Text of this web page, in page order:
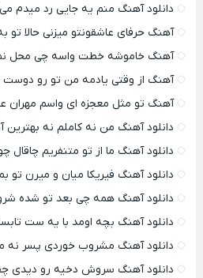
دانلود آهنگ منم یه جایی رد میدم می
آهنگ حرفای عاشقونتو میزنی حالا تو
آهنگ خاموشه خطت واسه چی محل
آهنگ از وقتی یادمه من تو رو دوست
آهنگ تو مثل معجزه ای واسم مهران
دانلود آهنگ من نه کاملم نه بهترین
دانلود آهنگ ما از تو متنفریم
دانلود آهنگ فیریکا میان و میرن تو
دانلود آهنگ همه چی بعد تو شده
دانلود آهنگ بچه اومد با یه ست
دانلود آهنگ مشروب خوردی پسر نه
دانلود آهنگ سروش دخیه رو دیدی